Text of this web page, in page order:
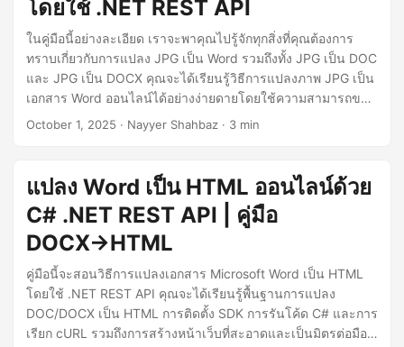
โดยใช้ .NET REST API
ในคู่มือนี้อย่างละเอียด เราจะพาคุณไปรู้จักทุกสิ่งที่คุณต้องการ
ทราบเกี่ยวกับการแปลง JPG เป็น Word รวมถึงทั้ง JPG เป็น DOC
และ JPG เป็น DOCX คุณจะได้เรียนรู้วิธีการแปลงภาพ JPG เป็น
เอกสาร Word ออนไลน์ได้อย่างง่ายดายโดยใช้ความสามารถของ
.NET REST API
October 1, 2025 · Nayyer Shahbaz · 3 min
แปลง Word เป็น HTML ออนไลน์ด้วย
C# .NET REST API | คู่มือ
DOCX→HTML
คู่มือนี้จะสอนวิธีการแปลงเอกสาร Microsoft Word เป็น HTML
โดยใช้ .NET REST API คุณจะได้เรียนรู้พื้นฐานการแปลง
DOC/DOCX เป็น HTML การติดตั้ง SDK การรันโค้ด C# และการ
เรียก cURL รวมถึงการสร้างหน้าเว็บที่สะอาดและเป็นมิตรต่อมือ